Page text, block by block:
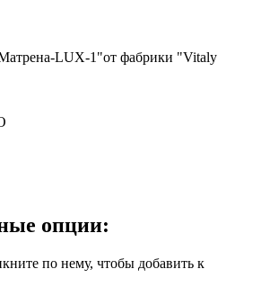
опции:
по нему, чтобы добавить к